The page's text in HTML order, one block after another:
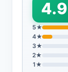
4.9
5★
4★
3★
2★
1★